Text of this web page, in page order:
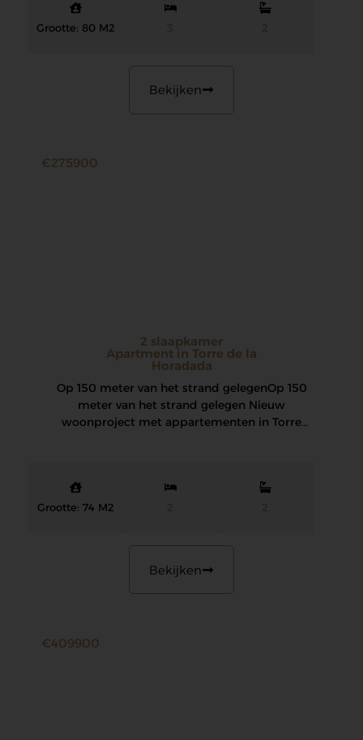
Grootte: 80 M2 3 2
Bekijken
€275900
2 slaapkamer
Apartment in Torre de la
Horadada
Op 150 meter van het strand gelegen Op 150
meter van het strand gelegen Nieuw
woonproject met appartementen in Torre
Grootte: 74 M2 2 2
Bekijken
€409900